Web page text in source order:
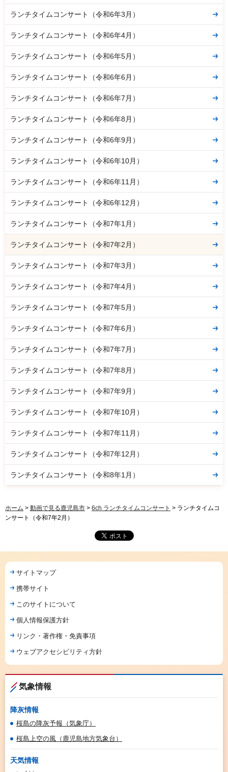
ランチタイムコンサート（令和6年3月）
ランチタイムコンサート（令和6年4月）
ランチタイムコンサート（令和6年5月）
ランチタイムコンサート（令和6年6月）
ランチタイムコンサート（令和6年7月）
ランチタイムコンサート（令和6年8月）
ランチタイムコンサート（令和6年9月）
ランチタイムコンサート（令和6年10月）
ランチタイムコンサート（令和6年11月）
ランチタイムコンサート（令和6年12月）
ランチタイムコンサート（令和7年1月）
ランチタイムコンサート（令和7年2月）
ランチタイムコンサート（令和7年3月）
ランチタイムコンサート（令和7年4月）
ランチタイムコンサート（令和7年5月）
ランチタイムコンサート（令和7年6月）
ランチタイムコンサート（令和7年7月）
ランチタイムコンサート（令和7年8月）
ランチタイムコンサート（令和7年9月）
ランチタイムコンサート（令和7年10月）
ランチタイムコンサート（令和7年11月）
ランチタイムコンサート（令和7年12月）
ランチタイムコンサート（令和8年1月）
ホーム > 動画で見る鹿児島市 > 6ch ランチタイムコンサート > ランチタイムコ
ンサート（令和7年2月）
サイトマップ
携帯サイト
このサイトについて
個人情報保護方針
リンク・著作権・免責事項
ウェブアクセシビリティ方針
気象情報
降灰情報
桜島の降灰予報（気象庁）
桜島上空の風（鹿児島地方気象台）
天気情報